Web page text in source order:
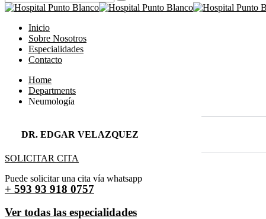
Inicio
Sobre Nosotros
Especialidades
Contacto
Home
Departments
Neumología
DR. EDGAR VELAZQUEZ
SOLICITAR CITA
Puede solicitar una cita vía whatsapp
+ 593 93 918 0757
Ver todas las especialidades